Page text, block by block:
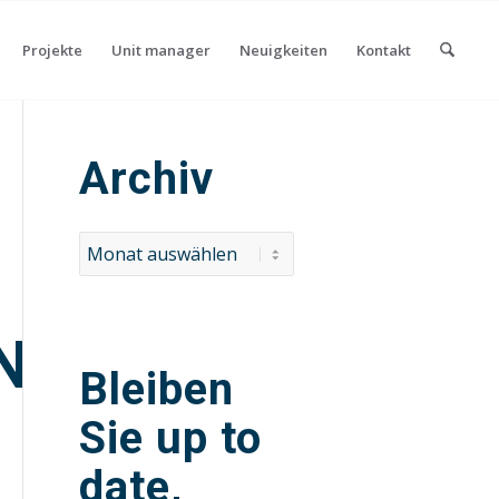
Projekte Unit manager Neuigkeiten Kontakt
Archiv
Bleiben
Sie up to
date,